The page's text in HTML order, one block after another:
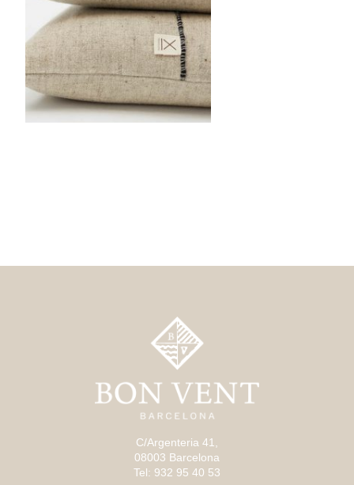
C/Argenteria 41,
08003 Barcelona
Tel: 932 95 40 53